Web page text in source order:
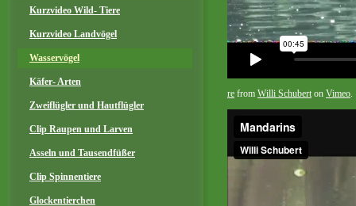
Kurzvideo Wild- Tiere
Kurzvideo Landvögel
Wasservögel
Käfer- Arten
Zweiflügler und Hautflügler
Clip Raupen und Larven
Asseln und Tausendfüßer
Clip Spinnentiere
Glockentierchen
re from Willi Schubert on Vimeo.